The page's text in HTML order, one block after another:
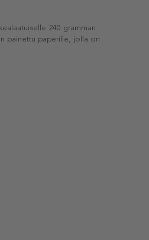
240 gramman
painettu paperille, jolla on